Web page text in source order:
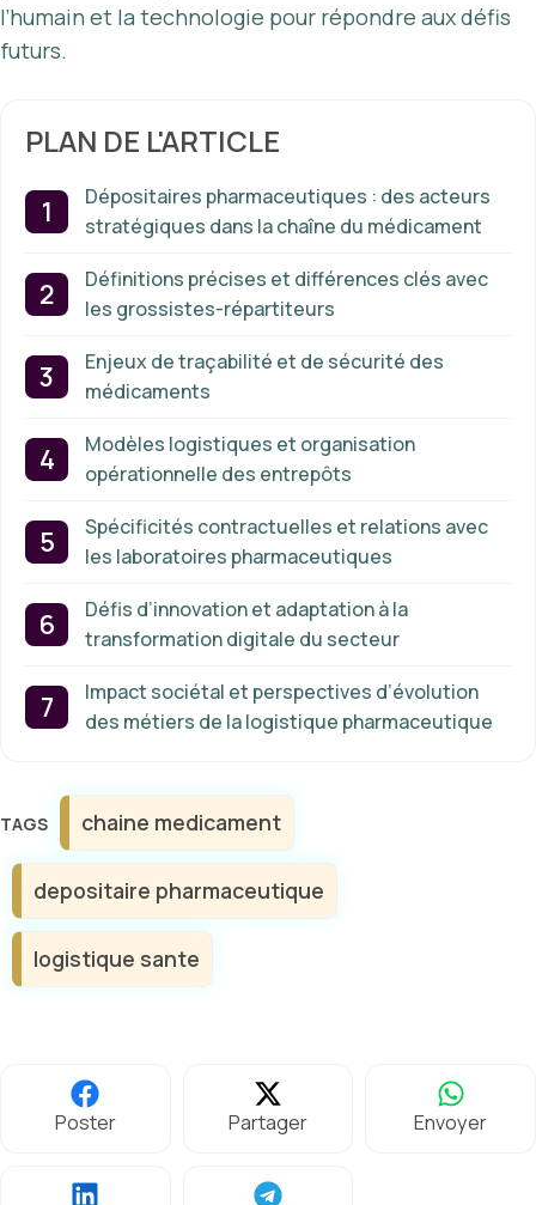
l’humain et la technologie pour répondre aux défis
futurs.
PLAN DE L'ARTICLE
Dépositaires pharmaceutiques : des acteurs
stratégiques dans la chaîne du médicament
Définitions précises et différences clés avec
les grossistes-répartiteurs
Enjeux de traçabilité et de sécurité des
médicaments
Modèles logistiques et organisation
opérationnelle des entrepôts
Spécificités contractuelles et relations avec
les laboratoires pharmaceutiques
Défis d’innovation et adaptation à la
transformation digitale du secteur
Impact sociétal et perspectives d’évolution
des métiers de la logistique pharmaceutique
Étiquettes
chaine medicament
depositaire pharmaceutique
logistique sante
Poster Partager Envoyer